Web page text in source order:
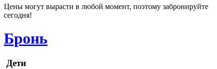
Цены могут вырасти в любой момент, поэтому забронируйте
сегодня!
Бронь
Дети